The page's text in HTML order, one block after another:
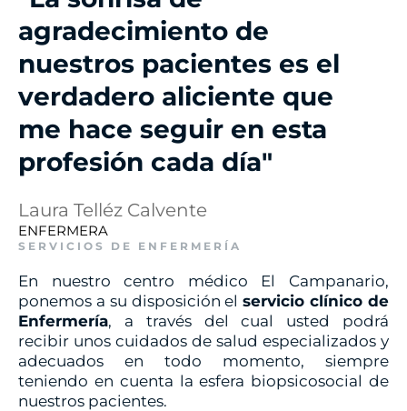
agradecimiento de
nuestros pacientes es el
verdadero aliciente que
me hace seguir en esta
profesión cada día"
Laura Telléz Calvente
ENFERMERA
SERVICIOS DE ENFERMERÍA
En nuestro centro médico El Campanario,
ponemos a su disposición elservicio clínico de
Enfermería, a través del cual usted podrá
recibir unos cuidados de salud especializados y
adecuados en todo momento, siempre
teniendo en cuenta la esfera biopsicosocial de
nuestros pacientes.